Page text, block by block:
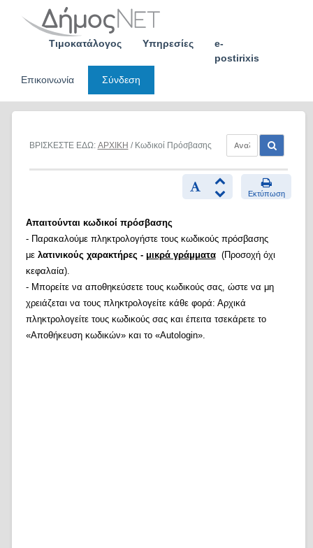
Τιμοκατάλογος Υπηρεσίες
e-
postirixis
Επικοινωνία
Σύνδεση
ΒΡΙΣΚΕΣΤΕ ΕΔΩ: ΑΡΧΙΚΗ / Κωδικοί Πρόσβασης
Εκτύπωση
Απαιτούνται κωδικοί πρόσβασης
- Παρακαλούμε πληκτρολογήστε τους κωδικούς πρόσβασης
με λατινικούς χαρακτήρες - μικρά γράμματα(Προσοχή όχι
κεφαλαία).
- Μπορείτε να αποθηκεύσετε τους κωδικούς σας, ώστε να μη
χρειάζεται να τους πληκτρολογείτε κάθε φορά: Αρχικά
πληκτρολογείτε τους κωδικούς σας και έπειτα τσεκάρετε το
«Αποθήκευση κωδικών» και το «Autologin».